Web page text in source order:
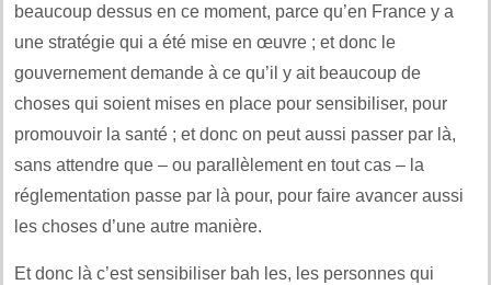
beaucoup dessus en ce moment, parce qu’en France y a
une stratégie qui a été mise en œuvre ; et donc le
gouvernement demande à ce qu’il y ait beaucoup de
choses qui soient mises en place pour sensibiliser, pour
promouvoir la santé ; et donc on peut aussi passer par là,
sans attendre que – ou parallèlement en tout cas – la
réglementation passe par là pour, pour faire avancer aussi
les choses d’une autre manière.
Et donc là c’est sensibiliser bah les, les personnes qui